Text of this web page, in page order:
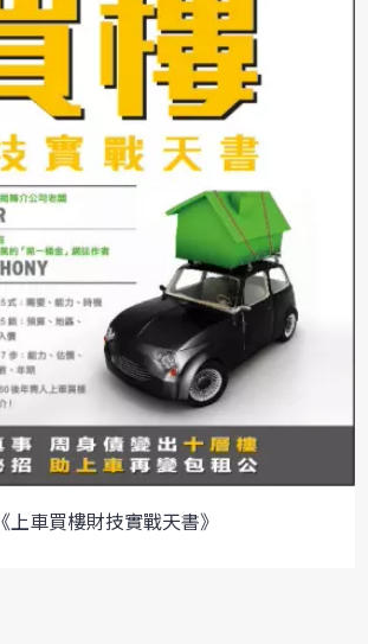
《上車買樓財技實戰天書》